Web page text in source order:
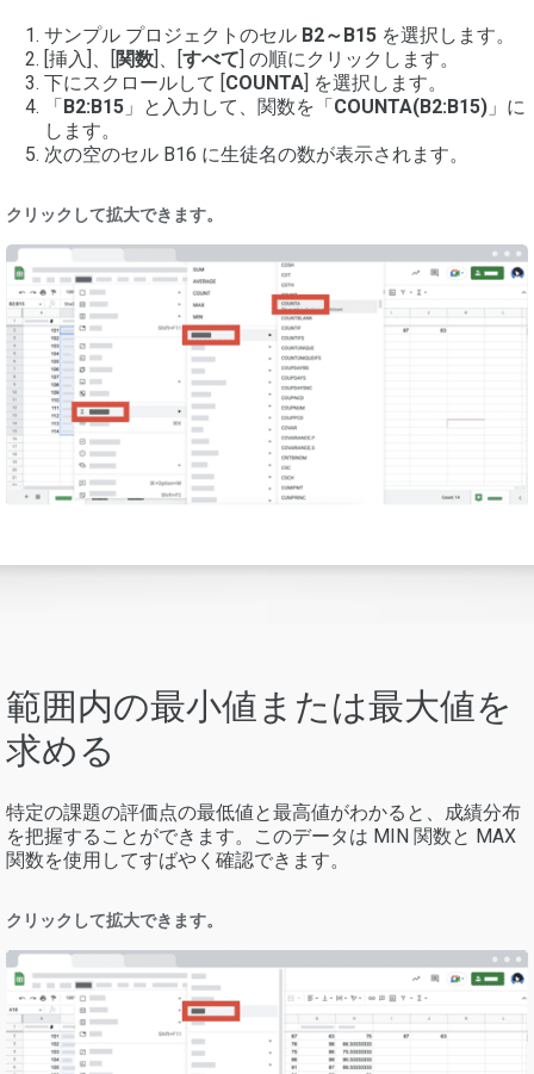
サンプル プロジェクトのセル B2～B15 を選択します。
[挿入]、[関数]、[すべて] の順にクリックします。
下にスクロールして [COUNTA] を選択します。
「B2:B15 」と入力して、関数を「COUNTA(B2:B15) 」に
します。
次の空のセル B16 に生徒名の数が表示されます。
クリックして拡大できます。
範囲内の最小値または最大値を
求める
特定の課題の評価点の最低値と最高値がわかると、成績分布
を把握することができます。このデータは MIN 関数と MAX
関数を使用してすばやく確認できます。
クリックして拡大できます。